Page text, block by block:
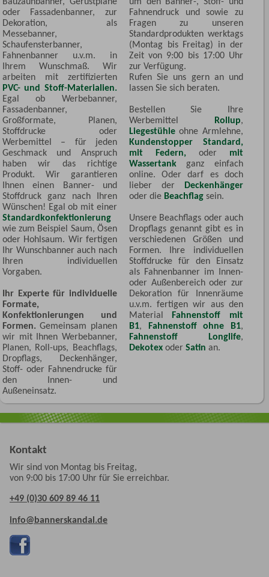
oder Fassadenbanner, zur
Dekoration, als
Messebanner,
Schaufensterbanner,
Fahnenbanner u.v.m. in
Ihrem Wunschmaß. Wir
arbeiten mit zertifizierten
PVC- und Stoff-Materialien.
Egal ob Werbebanner,
Fassadenbanner,
Großformate, Planen,
Stoffdrucke oder
Werbemittel – für jeden
Geschmack und Anspruch
haben wir das richtige
Produkt. Wir garantieren
Ihnen einen Banner- und
Stoffdruck ganz nach Ihren
Wünschen! Egal ob mit einer
Standardkonfektionierung
wie zum Beispiel Saum, Ösen
oder Hohlsaum. Wir fertigen
Ihr Wunschbanner auch nach
Ihren individuellen
Vorgaben.
Ihr Experte für individuelle
Formate,
Konfektionierungen und
Formen. Gemeinsam planen
wir mit Ihnen Werbebanner,
Planen, Roll-ups, Beachflags,
Dropflags, Deckenhänger,
Stoff- oder Fahnendrucke für
den Innen- und
Außeneinsatz.
Fahnendruck und sowie zu
Fragen zu unseren
Standardprodukten werktags
(Montag bis Freitag) in der
Zeit von 9:00 bis 17:00 Uhr
zur Verfügung.
Rufen Sie uns gern an und
lassen Sie sich beraten.
Bestellen Sie Ihre
Werbemittel Rollup,
Liegestühleohne Armlehne,
Kundenstopper Standard,
mit Federn, oder mit
Wassertankganz einfach
online. Oder darf es doch
lieber der Deckenhänger
oder die Beachflagsein.
Unsere Beachflags oder auch
Dropflags genannt gibt es in
verschiedenen Größen und
Formen. Ihre individuellen
Stoffdrucke für den Einsatz
als Fahnenbanner im Innen-
oder Außenbereich oder zur
Dekoration für Innenräume
u.v.m. fertigen wir aus den
MaterialFahnenstoff mit
B1, Fahnenstoff ohne B1,
Fahnenstoff Longlife,
Dekotexoder Satin an.
Kontakt
Wir sind von Montag bis Freitag,
von 9:00 bis 17:00 Uhr für Sie erreichbar.
+49 (0)30 609 89 46 11
info@bannerskandal.de